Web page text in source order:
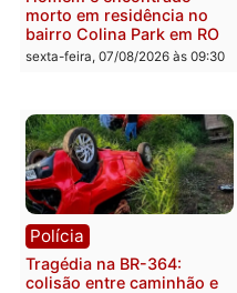
Casal é preso pela PRF
com mais de 72 quilos de
mercúrio escondidos em
Polícia